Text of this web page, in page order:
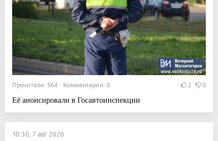
Прочитали: 564 Комментарии: 0 2 0
Её анонсировали в Госавтоинспекции
10:30, 7 авг 2026